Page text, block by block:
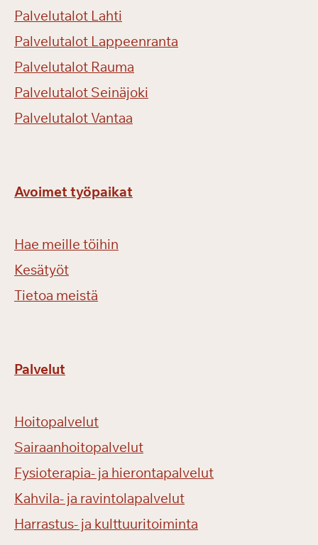
Palvelutalot Lahti
Palvelutalot Lappeenranta
Palvelutalot Rauma
Palvelutalot Seinäjoki
Palvelutalot Vantaa
Avoimet työpaikat
Hae meille töihin
Kesätyöt
Tietoa meistä
Palvelut
Hoitopalvelut
Sairaanhoitopalvelut
Fysioterapia- ja hierontapalvelut
Kahvila- ja ravintolapalvelut
Harrastus- ja kulttuuritoiminta